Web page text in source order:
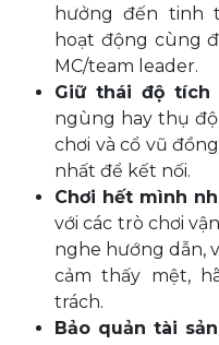
hưởng đến tinh
hoạt động cùng
MC/team leader.
Giữ thái độ tích
ngùng hay thụ
chơi và cổ vũ
nhất để kết nối.
Chơi hết mình
với các trò chơi
nghe hướng dẫn,
cảm thấy mệt,
trách.
Bảo quản tài